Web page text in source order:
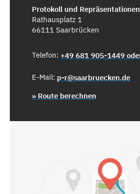
Protokoll und Repräsentationen
Rathausplatz 1
66111 Saarbrücken
Telefon:
E-Mail: p-r@saarbruecken.de
» Route berechnen